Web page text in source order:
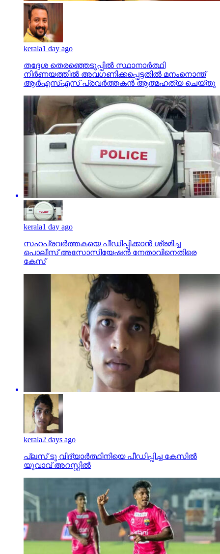
kerala1 day ago
തദ്ദേശ തെരഞ്ഞെടുപ്പില്‍ സ്ഥാനാര്‍ത്ഥി
നിര്‍ണയത്തില്‍ അവഗണിക്കപ്പെട്ടതില്‍ മനംനൊന്ത്
ആര്‍എസ്എസ് പ്രവര്‍ത്തകന്‍ ആത്മഹത്യ ചെയ്തു
kerala1 day ago
സഹപ്രവര്‍ത്തകയെ പീഡിപ്പിക്കാന്‍ ശ്രമിച്ച
പൊലീസ് അസോസിയേഷന്‍ നേതാവിനെതിരെ
കേസ്
kerala2 days ago
പ്ലസ് ടു വിദ്യാര്‍ത്ഥിനിയെ പീഡിപ്പിച്ച കേസില്‍
യുവാവ് അറസ്റ്റില്‍